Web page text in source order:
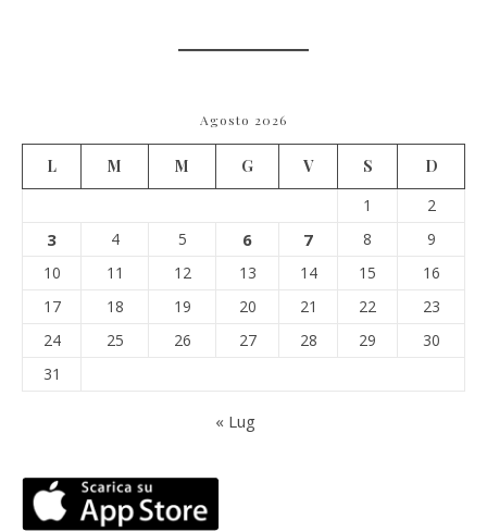
Agosto 2026
L M M G V S
D
1
2
3 4 5 6 7 8
9
10
11 12 13 14 15
16
17
18 19 20 21 22
23
24
25 26 27 28 29
30
31
« Lug